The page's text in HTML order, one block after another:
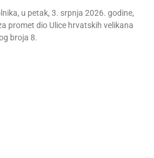
u petak, 3. srpnja 2026. godine,
promet dio Ulice hrvatskih velikana
broja 8.